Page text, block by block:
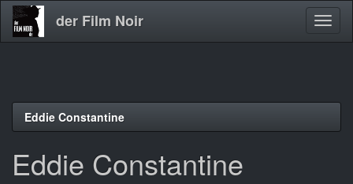
Direkt
der Film Noir
Eddie Constantine
Eddie Constantine